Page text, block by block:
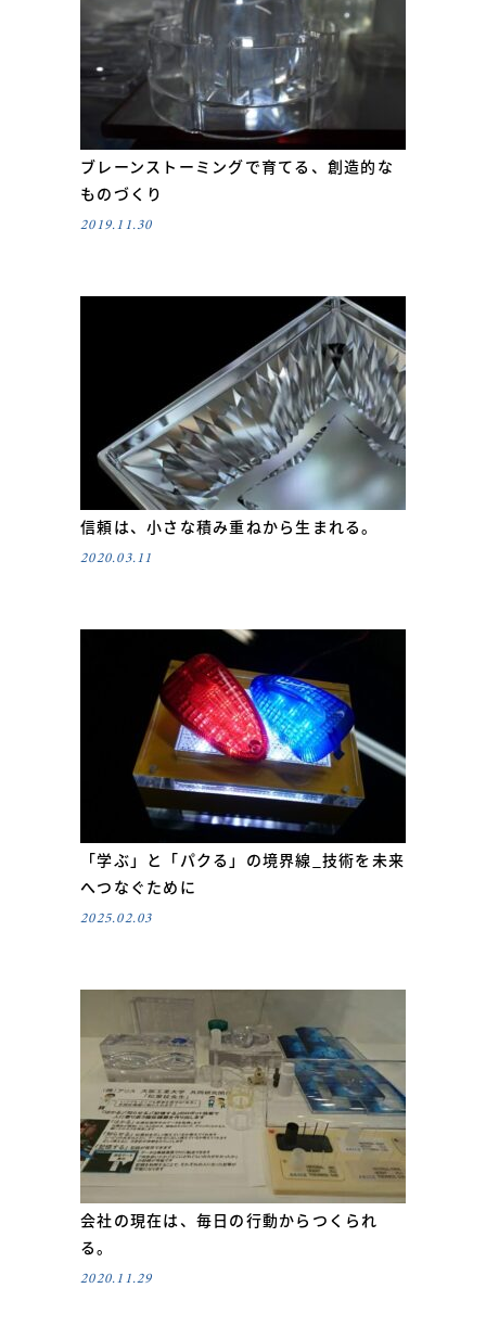
ブレーンストーミングで育てる、創造的な
ものづくり
2019.11.30
信頼は、小さな積み重ねから生まれる。
2020.03.11
「学ぶ」と「パクる」の境界線_技術を未来
へつなぐために
2025.02.03
会社の現在は、毎日の行動からつくられ
る。
2020.11.29